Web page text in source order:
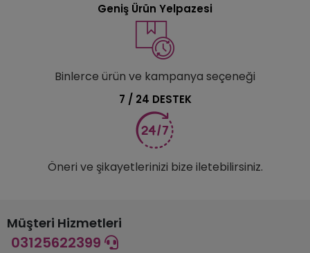
Geniş Ürün Yelpazesi
Binlerce ürün ve kampanya seçeneği
7 / 24 DESTEK
Öneri ve şikayetlerinizi bize iletebilirsiniz.
Müşteri Hizmetleri
03125622399